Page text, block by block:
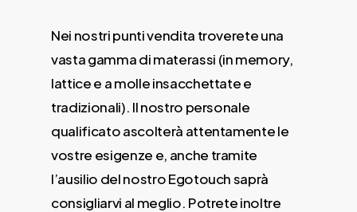
Nei nostri punti vendita troverete una
vasta gamma di materassi (in memory,
lattice e a molle insacchettate e
tradizionali). Il nostro personale
qualificato ascolterà attentamente le
vostre esigenze e, anche tramite
l’ausilio del nostro Egotouch saprà
consigliarvi al meglio. Potrete inoltre